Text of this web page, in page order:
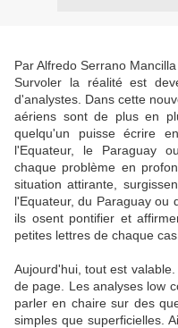
Par Alfredo Serrano Mancilla
Survoler la réalité est
d'analystes. Dans cette
aériens sont de plus en
quelqu'un puisse écrire
l'Equateur, le Paraguay
chaque problème en
situation attirante,
l'Equateur, du Paraguay ou
ils osent pontifier et
petites lettres de chaque cas.
Aujourd'hui, tout est
de page. Les analyses low
parler en chaire sur des
simples que superficielles.